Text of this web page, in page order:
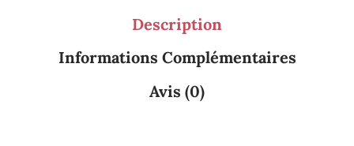
Description
Informations Complémentaires
Avis (0)